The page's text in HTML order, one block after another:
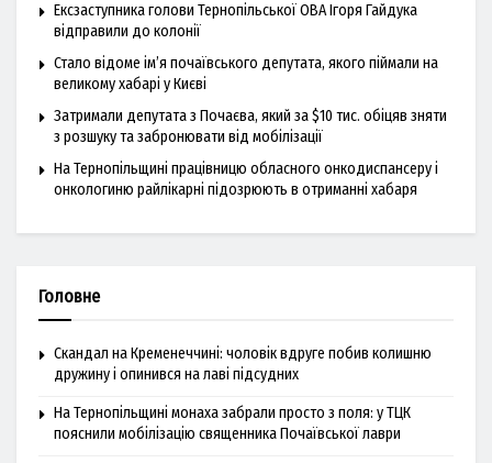
Ексзаступника голови Тернопільської ОВА Ігоря Гайдука
відправили до колонії
Стало відоме ім’я почаївського депутата, якого піймали на
великому хабарі у Києві
Затримали депутата з Почаєва, який за $10 тис. обіцяв зняти
з розшуку та забронювати від мобілізації
На Тернопільщині працівницю обласного онкодиспансеру і
онкологиню райлікарні підозрюють в отриманні хабаря
Головне
Скандал на Кременеччині: чоловік вдруге побив колишню
дружину і опинився на лаві підсудних
На Тернопільщині монаха забрали просто з поля: у ТЦК
пояснили мобілізацію священника Почаївської лаври